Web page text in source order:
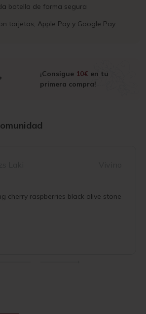
botella de forma segura
tarjetas, Apple Pay y Google Pay
¡Consigue 10€ en tu
primera compra!
cherry raspberries black olive stone